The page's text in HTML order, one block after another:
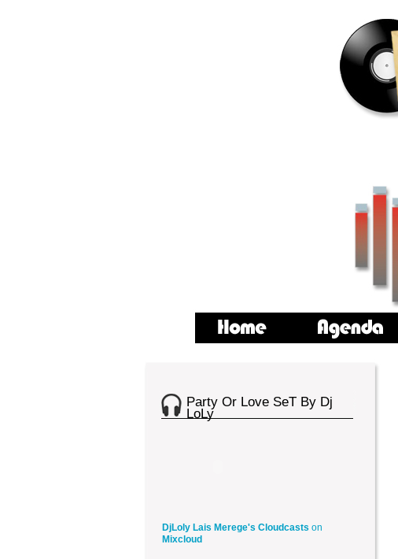
Party Or Love SeT By Dj
LoLy
DjLoly Lais Merege's Cloudcasts on
Mixcloud